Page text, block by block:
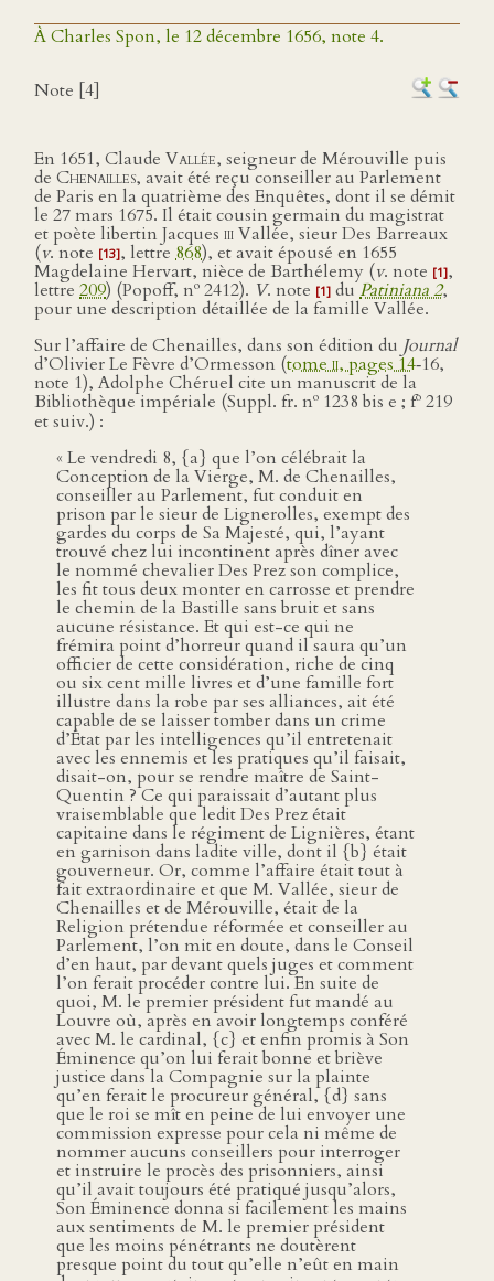
À Charles Spon, le 12 décembre 1656, note 4.
Note [4]
En 1651, Claude Vallée, seigneur de Mérouville puis
de Chenailles, avait été reçu conseiller au Parlement
de Paris en la quatrième des Enquêtes, dont il se démit
le 27 mars 1675. Il était cousin germain du magistrat
et poète libertin Jacques iiiVallée, sieur Des Barreaux
(v. note [13], lettre 868), et avait épousé en 1655
Magdelaine Hervart, nièce de Barthélemy (v. note [1],
lettre 209) (Popoff, no 2412). V. note [1] duPatiniana 2,
pour une description détaillée de la famille Vallée.
Sur l’affaire de Chenailles, dans son édition du Journal
d’Olivier Le Fèvre d’Ormesson (tomeii, pages 14‑16,
note 1), Adolphe Chéruel cite un manuscrit de la
Bibliothèque impériale (Suppl. fr. no 1238 bis e ; fo 219
et suiv.) :
« Le vendredi 8, {a} que l’on célébrait la
Conception de la Vierge, M. de Chenailles,
conseiller au Parlement, fut conduit en
prison par le sieur de Lignerolles, exempt des
gardes du corps de Sa Majesté, qui, l’ayant
trouvé chez lui incontinent après dîner avec
le nommé chevalier Des Prez son complice,
les fit tous deux monter en carrosse et prendre
le chemin de la Bastille sans bruit et sans
aucune résistance. Et qui est-ce qui ne
frémira point d’horreur quand il saura qu’un
officier de cette considération, riche de cinq
ou six cent mille livres et d’une famille fort
illustre dans la robe par ses alliances, ait été
capable de se laisser tomber dans un crime
d’État par les intelligences qu’il entretenait
avec les ennemis et les pratiques qu’il faisait,
disait-on, pour se rendre maître de Saint-
Quentin ? Ce qui paraissait d’autant plus
vraisemblable que ledit Des Prez était
capitaine dans le régiment de Lignières, étant
en garnison dans ladite ville, dont il {b} était
gouverneur. Or, comme l’affaire était tout à
fait extraordinaire et que M. Vallée, sieur de
Chenailles et de Mérouville, était de la
Religion prétendue réformée et conseiller au
Parlement, l’on mit en doute, dans le Conseil
d’en haut, par devant quels juges et comment
l’on ferait procéder contre lui. En suite de
quoi, M. le premier président fut mandé au
Louvre où, après en avoir longtemps conféré
avec M. le cardinal, {c} et enfin promis à Son
Éminence qu’on lui ferait bonne et briève
justice dans la Compagnie sur la plainte
qu’en ferait le procureur général, {d} sans
que le roi se mît en peine de lui envoyer une
commission expresse pour cela ni même de
nommer aucuns conseillers pour interroger
et instruire le procès des prisonniers, ainsi
qu’il avait toujours été pratiqué jusqu’alors,
Son Éminence donna si facilement les mains
aux sentiments de M. le premier président
que les moins pénétrants ne doutèrent
presque point du tout qu’elle n’eût en main